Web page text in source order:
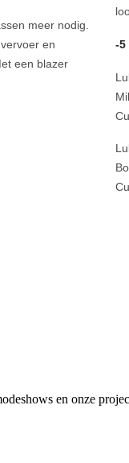
meer nodig.
en
een blazer
-5
en onze